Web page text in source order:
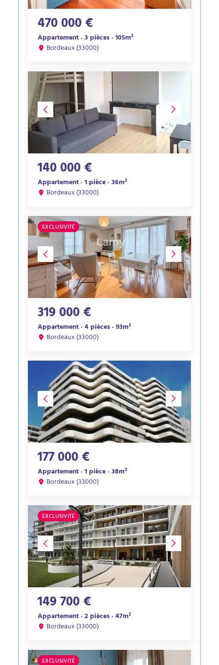
470 000 €
Appartement · 3 pièces · 105m²
Bordeaux (33000)
140 000 €
Appartement · 1 pièce · 36m²
Bordeaux (33000)
EXCLUSIVITÉ
319 000 €
Appartement · 4 pièces · 93m²
Bordeaux (33000)
177 000 €
Appartement · 1 pièce · 38m²
Bordeaux (33000)
EXCLUSIVITÉ
149 700 €
Appartement · 2 pièces · 47m²
Bordeaux (33000)
EXCLUSIVITÉ